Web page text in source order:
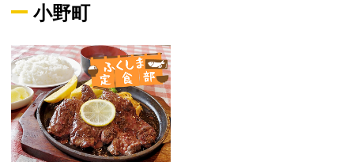
小野町